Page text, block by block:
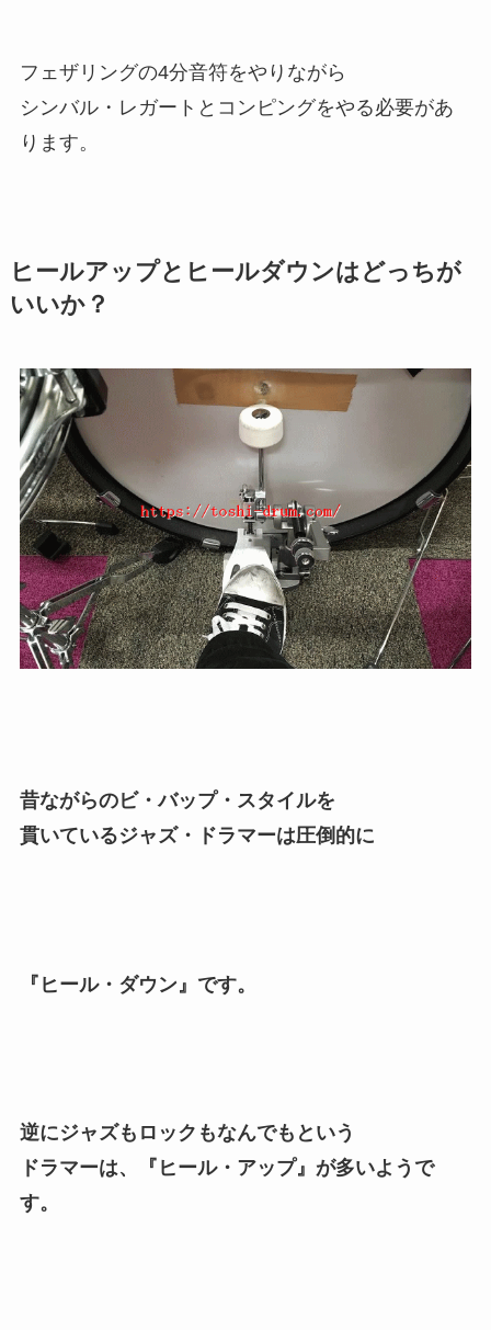
フェザリングの4分音符をやりながら
シンバル・レガートとコンピングをやる必要があ
ります。
ヒールアップとヒールダウンはどっちが
いいか？
昔ながらのビ・バップ・スタイルを
貫いているジャズ・ドラマーは圧倒的に
『ヒール・ダウン』です。
逆にジャズもロックもなんでもという
ドラマーは、『ヒール・アップ』が多いようで
す。